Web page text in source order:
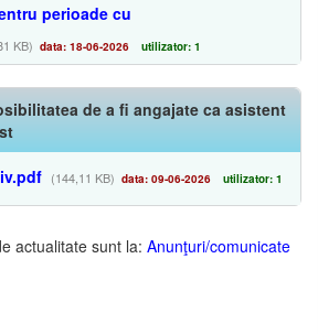
perioade cu
KB) data: 18-06-2026 utilizator: 1
de a fi angajate ca asistent
(144,11 KB) data: 09-06-2026 utilizator: 1
actualitate sunt la: Anunţuri/comunicate